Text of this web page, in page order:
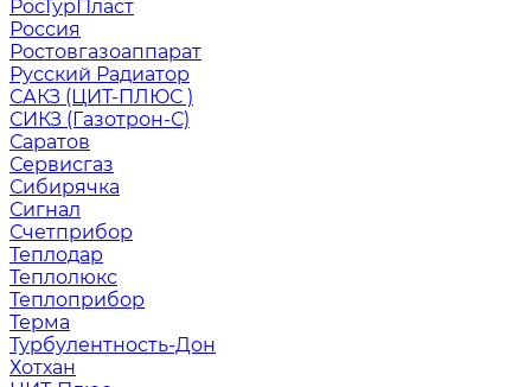
РосТурПласт
Россия
Ростовгазоаппарат
Русский Радиатор
САКЗ (ЦИТ-ПЛЮС )
СИКЗ (Газотрон-С)
Саратов
Сервисгаз
Сибирячка
Сигнал
Счетприбор
Теплодар
Теплолюкс
Теплоприбор
Терма
Турбулентность-Дон
Хотхан